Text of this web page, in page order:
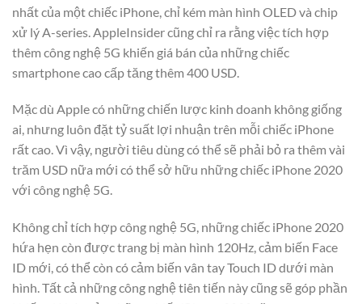
nhất của một chiếc iPhone, chỉ kém màn hình OLED và chip
xử lý A-series. AppleInsider cũng chỉ ra rằng việc tích hợp
thêm công nghệ 5G khiến giá bán của những chiếc
smartphone cao cấp tăng thêm 400 USD.
Mặc dù Apple có những chiến lược kinh doanh không giống
ai, nhưng luôn đặt tỷ suất lợi nhuận trên mỗi chiếc iPhone
rất cao. Vì vậy, người tiêu dùng có thể sẽ phải bỏ ra thêm vài
trăm USD nữa mới có thể sở hữu những chiếc iPhone 2020
với công nghệ 5G.
Không chỉ tích hợp công nghệ 5G, những chiếc iPhone 2020
hứa hẹn còn được trang bị màn hình 120Hz, cảm biến Face
ID mới, có thể còn có cảm biến vân tay Touch ID dưới màn
hình. Tất cả những công nghệ tiên tiến này cũng sẽ góp phần